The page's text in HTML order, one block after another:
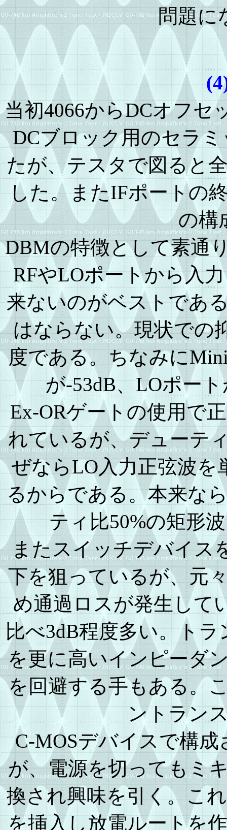
問題に
当初4066からDCオフセ
DCブロック用のセラ
たが、テスタで図ると
した。またIFポートの
の構
DBMの特徴として素通
RFやLOポートから入
来ないのがベストであ
はならない。現状での
度である。ちなみに
が-53dB、LOポー
Ex-ORゲートの使用で
れているが、デューテ
ぜならLO入力正弦波を
るからである。本来な
ティ比50%の矩形
またスイッチデバイス
下を狙っているが、元
め通過ロスが発生して
比べ3dB程度多い。ト
を更に高いインピーダ
を回避する手もある。
ントラン
C-MOSデバイスで構
が、電源を切ってもミ
換され興味を引く。こ
を挿入し放電ルートを